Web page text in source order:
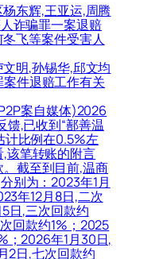
东辉,王亚运,周腾
诈骗罪一案退赔
飞等案件受害人
明,孙锡华,邱文均
件退赔工作有关
案自媒体)2026
馈,已收到“鄯善温
计比例在0.5%左
该笔转账的附言
截至到目前,温商
别为：2023年1月
年12月8日,二次
日,三次回款约
回款约1%；2025
；2026年1月30日,
2日,七次回款约